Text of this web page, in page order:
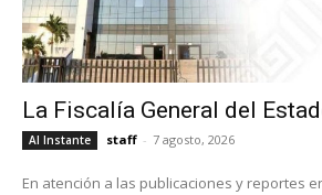
La Fiscalía General del
Al Instante staff - 7 agosto, 2026
En atención a las publicaciones y reportes